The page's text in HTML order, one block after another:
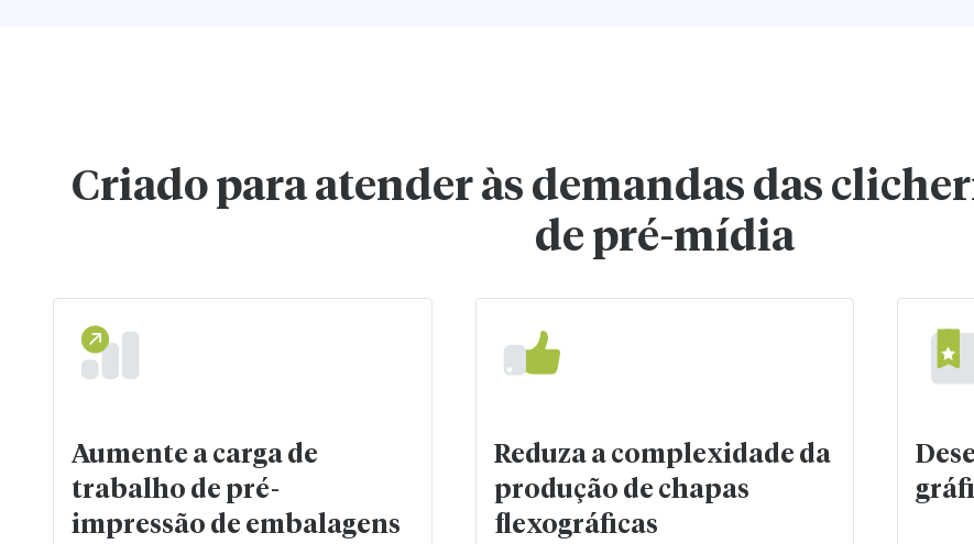
Criado para atender às demandas das
de pré-mídia
Aumente a carga de
trabalho de pré-
impressão de embalagens
Reduza a complexidade da
produção de chapas
flexográficas